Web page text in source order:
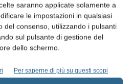
saranno applicate solamente a
le impostazioni in qualsiasi
del consenso, utilizzando i pulsanti
sul pulsante di gestione del
dello schermo.
Per saperne di più su questi scopi